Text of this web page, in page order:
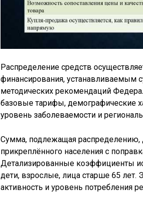
Распределение средств
финансирования, устанавливаемым
методических рекомендаций
базовые тарифы, демографические
уровень заболеваемости и
Сумма, подлежащая распределению,
прикреплённого населения с
Детализированные коэффициенты
дети, взрослые, лица старше 65
активность и уровень потребления